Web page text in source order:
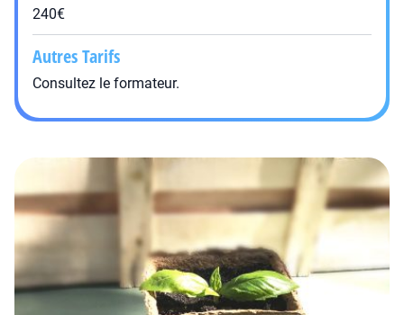
240€
Autres Tarifs
Consultez le formateur.